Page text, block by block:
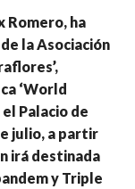
Romero, ha
la Asociación
‘World
Palacio de
julio, a partir
irá destinada
y Triple